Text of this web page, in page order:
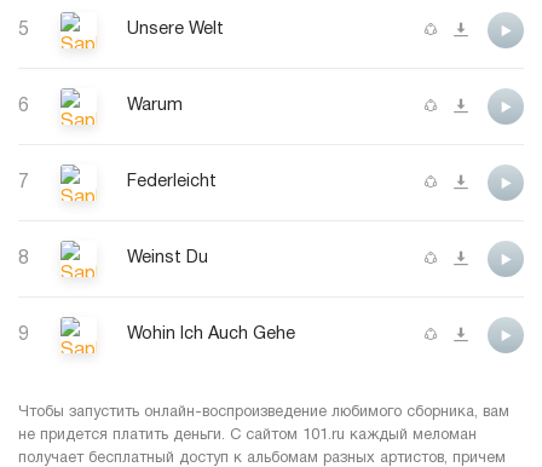
5 Unsere Welt
6 Warum
7 Federleicht
8 Weinst Du
9 Wohin Ich Auch Gehe
Чтобы запустить онлайн-воспроизведение любимого сборника, вам
не придется платить деньги. С сайтом 101.ru каждый меломан
получает бесплатный доступ к альбомам разных артистов, причем